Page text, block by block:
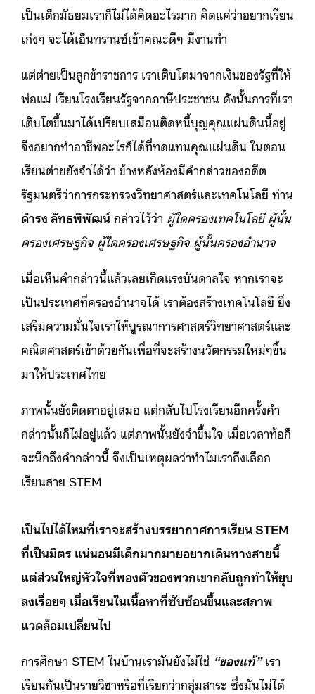
เป็นเด็กมัธยมเราก็ไม่ได้คิดอะไรมาก คิดแค่ว่าอยากเรียน
เก่งๆ จะได้เอ็นทรานซ์เข้าคณะดีๆ มีงานทำ
แต่ต่ายเป็นลูกข้าราชการ เราเติบโตมาจากเงินของรัฐที่ให้
พ่อแม่ เรียนโรงเรียนรัฐจากภาษีประชาชน ดังนั้นการที่เรา
เติบโตขึ้นมาได้เปรียบเสมือนติดหนี้บุญคุณแผ่นดินนี้อยู่
จึงอยากทำอาชีพอะไรก็ได้ที่ทดแทนคุณแผ่นดิน ในตอน
เรียนต่ายยังจำได้ว่า ข้างหลังห้องมีคำกล่าวของอดีต
รัฐมนตรีว่าการกระทรวงวิทยาศาสตร์และเทคโนโลยี ท่าน
ดำรง ลัทธพิพัฒน์ กล่าวไว้ว่า ผู้ใดครองเทคโนโลยี ผู้นั้น
ครองเศรษฐกิจ ผู้ใดครองเศรษฐกิจ ผู้นั้นครองอำนาจ
เมื่อเห็นคำกล่าวนี้แล้วเลยเกิดแรงบันดาลใจ หากเราจะ
เป็นประเทศที่ครองอำนาจได้ เราต้องสร้างเทคโนโลยี ยิ่ง
เสริมความมั่นใจเราให้บูรณาการศาสตร์วิทยาศาสตร์และ
คณิตศาสตร์เข้าด้วยกันเพื่อที่จะสร้างนวัตกรรมใหม่ๆขึ้น
มาให้ประเทศไทย
ภาพนั้นยังติดตาอยู่เสมอ แต่กลับไปโรงเรียนอีกครั้งคำ
กล่าวนั้นก็ไม่อยู่แล้ว แต่ภาพนั้นยังจำขึ้นใจ เมื่อเวลาท้อก็
จะนึกถึงคำกล่าวนี้ จึงเป็นเหตุผลว่าทำไมเราถึงเลือก
เรียนสาย STEM
เป็นไปได้ไหมที่เราจะสร้างบรรยากาศการเรียน STEM
ที่เป็นมิตร แน่นอนมีเด็กมากมายอยากเดินทางสายนี้
แต่ส่วนใหญ่หัวใจที่พองตัวของพวกเขากลับถูกทำให้ยุบ
ลงเรื่อยๆ เมื่อเรียนในเนื้อหาที่ซับซ้อนขึ้นและสภาพ
แวดล้อมเปลี่ยนไป
การศึกษา STEM ในบ้านเรามันยังไม่ใช่ “ของแท้”เรา
เรียนกันเป็นรายวิชาหรือที่เรียกว่ากลุ่มสาระ ซึ่งมันไม่ได้